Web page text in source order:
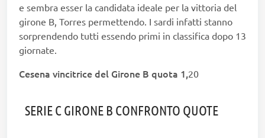
e sembra esser la candidata ideale per la vittoria del
girone B, Torres permettendo. I sardi infatti stanno
sorprendendo tutti essendo primi in classifica dopo 13
giornate.
Cesena vincitrice del Girone B quota 1,20